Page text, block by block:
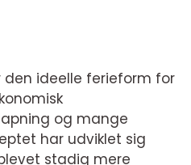
den ideelle ferieform for
og mange
har udviklet sig
stadig mere